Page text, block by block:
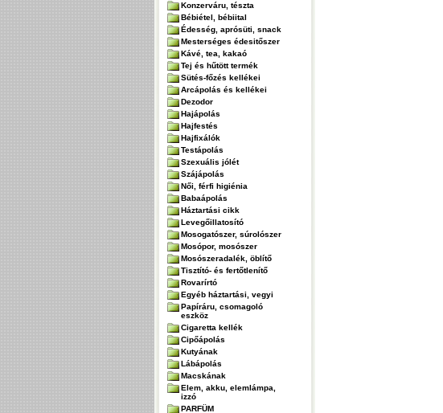
Konzerváru, tészta
Bébiétel, bébiital
Édesség, aprósüti, snack
Mesterséges édesitőszer
Kávé, tea, kakaó
Tej és hűtött termék
Sütés-főzés kellékei
Arcápolás és kellékei
Dezodor
Hajápolás
Hajfestés
Hajfixálók
Testápolás
Szexuális jólét
Szájápolás
Női, férfi higiénia
Babaápolás
Háztartási cikk
Levegőillatosító
Mosogatószer, súrolószer
Mosópor, mosószer
Mosószeradalék, öblítő
Tisztító- és fertőtlenítő
Rovarírtó
Egyéb háztartási, vegyi
Papíráru, csomagoló
eszköz
Cigaretta kellék
Cipőápolás
Kutyának
Lábápolás
Macskának
Elem, akku, elemlámpa,
izzó
PARFÜM